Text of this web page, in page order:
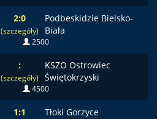
2:0
(szczegóły)
Podbeskidzie Bielsko-
Biała
2500
:
(szczegóły)
KSZO Ostrowiec
Świętokrzyski
4500
1:1 Tłoki Gorzyce